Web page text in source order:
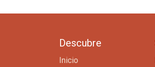
Descubre
Inicio